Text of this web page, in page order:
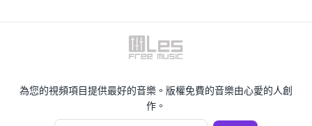
為您的視頻項目提供最好的音樂。版權免費的音樂由心愛的人創
作。